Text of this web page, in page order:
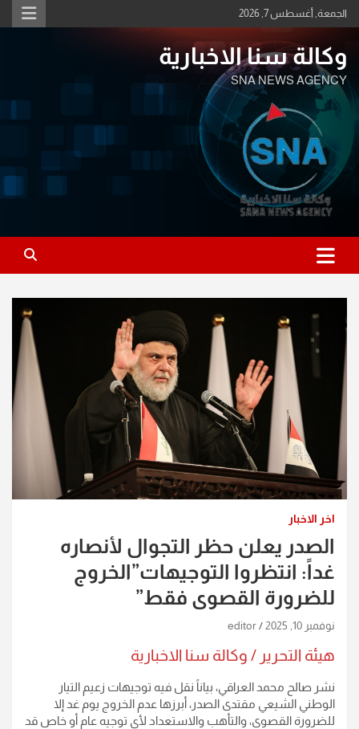
Skip
to
الجمعة, أغسطس 7, 2026
وكالة سنا الاخبارية
SNA NEWS AGENCY
اخر الاخبار
الصدر يعلن حظر التجوال لأنصاره
غداً: انتظروا التوجيهات”الخروج
للضرورة القصوى فقط”
نوفمبر 10, 2025 editor
هيئة التحرير / وكالة سنا الاخبارية
نشر صالح محمد العراقي، بياناً نقل فيه توجيهات زعيم التيار
الوطني الشيعي مقتدى الصدر، أبرزها عدم الخروج يوم غد إلا
للضرورة القصوى، والتأهب والاستعداد لأي توجيه عام أو خاص قد